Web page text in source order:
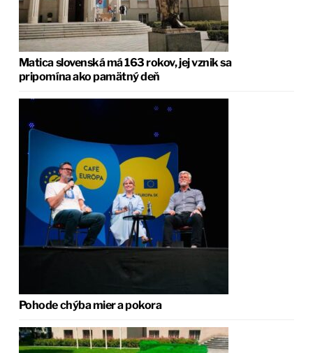
Matica slovenská má 163 rokov, jej vznik sa
pripomína ako pamätný deň
Pohode chýba mier a pokora